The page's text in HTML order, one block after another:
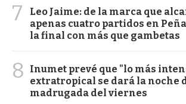
7
Leo Jaime: de la marca que
apenas cuatro partidos en
la final con más que gambetas
8
Inumet prevé que "lo más
extratropical se dará la noche
madrugada del viernes